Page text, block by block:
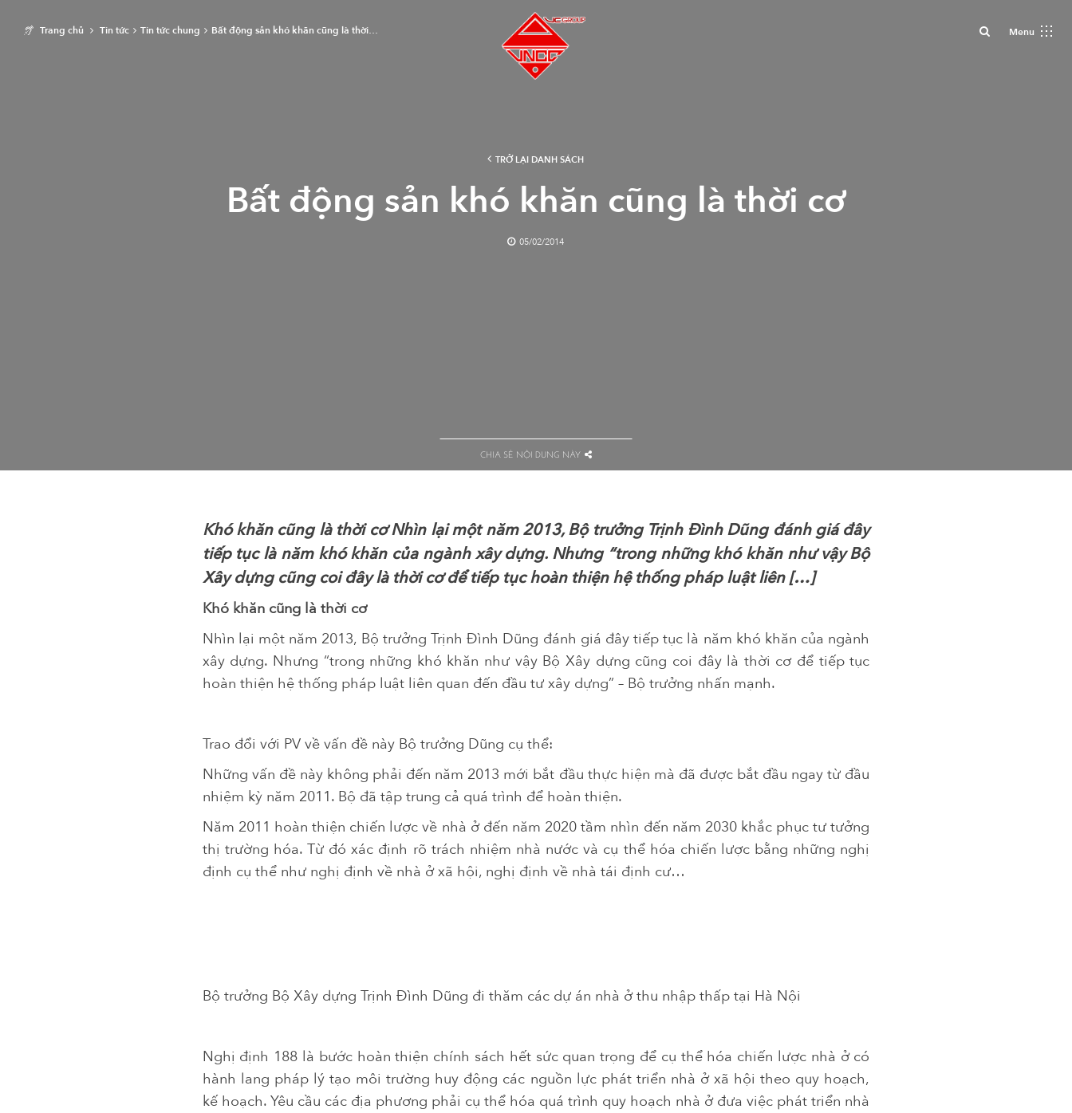
Menu
Close
TRỞ LẠI DANH SÁCH
Bất động sản khó khăn cũng là thời cơ
05/02/2014
CHIA SẺ NỘI DUNG NÀY
Trang chủ Tin tức Tin tức chung Bất động sản khó khăn cũng là thời…
Khó khăn cũng là thời cơ Nhìn lại một năm 2013, Bộ trưởng Trịnh Đình Dũng đánh giá đây
tiếp tục là năm khó khăn của ngành xây dựng. Nhưng “trong những khó khăn như vậy Bộ
Xây dựng cũng coi đây là thời cơ để tiếp tục hoàn thiện hệ thống pháp luật liên […]
Khó khăn cũng là thời cơ
Nhìn lại một năm 2013, Bộ trưởng Trịnh Đình Dũng đánh giá đây tiếp tục là năm khó khăn của ngành
xây dựng. Nhưng “trong những khó khăn như vậy Bộ Xây dựng cũng coi đây là thời cơ để tiếp tục
hoàn thiện hệ thống pháp luật liên quan đến đầu tư xây dựng” – Bộ trưởng nhấn mạnh.
Trao đổi với PV về vấn đề này Bộ trưởng Dũng cụ thể:
Những vấn đề này không phải đến năm 2013 mới bắt đầu thực hiện mà đã được bắt đầu ngay từ đầu
nhiệm kỳ năm 2011. Bộ đã tập trung cả quá trình để hoàn thiện.
Năm 2011 hoàn thiện chiến lược về nhà ở đến năm 2020 tầm nhìn đến năm 2030 khắc phục tư tưởng
thị trường hóa. Từ đó xác định rõ trách nhiệm nhà nước và cụ thể hóa chiến lược bằng những nghị
định cụ thể như nghị định về nhà ở xã hội, nghị định về nhà tái định cư…
Bộ trưởng Bộ Xây dựng Trịnh Đình Dũng đi thăm các dự án nhà ở thu nhập thấp tại Hà Nội
Nghị định 188 là bước hoàn thiện chính sách hết sức quan trọng để cụ thể hóa chiến lược nhà ở có
hành lang pháp lý tạo môi trường huy động các nguồn lực phát triển nhà ở xã hội theo quy hoạch,
kế hoạch. Yêu cầu các địa phương phải cụ thể hóa quá trình quy hoạch nhà ở đưa việc phát triển nhà